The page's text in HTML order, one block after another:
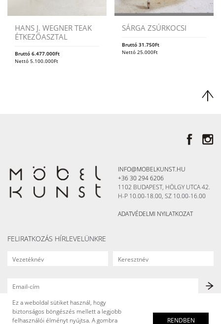
HANS J. WEGNER TEAK
ÉTKEZŐASZTAL
Bruttó 6.477.000Ft
Nettó 5.100.000Ft
SÁRGA ZSÚRKOCSI
Bruttó31.750Ft
Nettó25.000Ft
INFO@MOBELKUNST.HU
+36 30 294 6206
1102 BUDAPEST, HÖLGY UTCA 42.
H-P 10.00-18.00, SZ 10.00-16.00
ADATVÉDELMI NYILATKOZAT
FELIRATKOZÁS HÍRLEVELÜNKRE
Ez a weboldal sütiket használ, hogy
biztonságos böngészés mellett a legjobb
felhasználói élményt nyújtsa. A gombra
RENDBEN